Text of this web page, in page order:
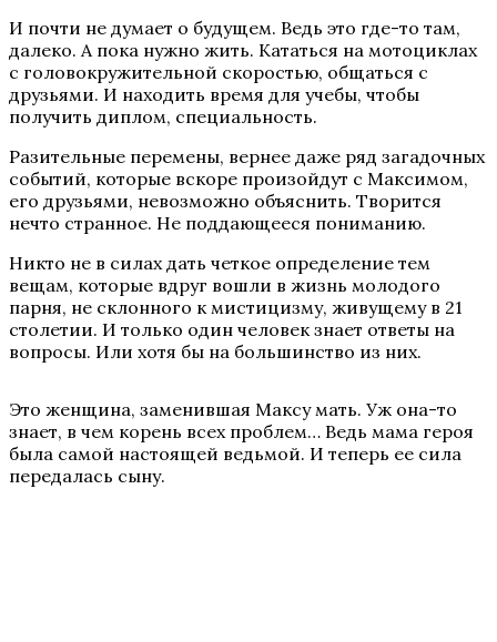
И почти не думает о будущем. Ведь это где-то там,
далеко. А пока нужно жить. Кататься на мотоциклах
с головокружительной скоростью, общаться с
друзьями. И находить время для учебы, чтобы
получить диплом, специальность.
Разительные перемены, вернее даже ряд загадочных
событий, которые вскоре произойдут с Максимом,
его друзьями, невозможно объяснить. Творится
нечто странное. Не поддающееся пониманию.
Никто не в силах дать четкое определение тем
вещам, которые вдруг вошли в жизнь молодого
парня, не склонного к мистицизму, живущему в 21
столетии. И только один человек знает ответы на
вопросы. Или хотя бы на большинство из них.
Это женщина, заменившая Максу мать. Уж она-то
знает, в чем корень всех проблем… Ведь мама героя
была самой настоящей ведьмой. И теперь ее сила
передалась сыну.